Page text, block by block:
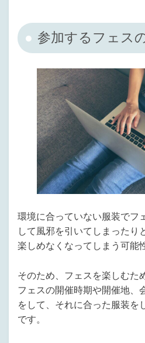
ある道民の筆者が、道内...
参加するフェス
環境に合っていない服装でフ
して風邪を引いてしまったり
楽しめなくなってしまう可能
そのため、フェスを楽しむた
フェスの開催時期や開催地、
をして、それに合った服装を
です。